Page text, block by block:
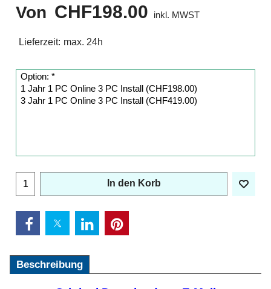
Von CHF198.00 inkl. MWST
Lieferzeit: max. 24h
In den Korb
Beschreibung